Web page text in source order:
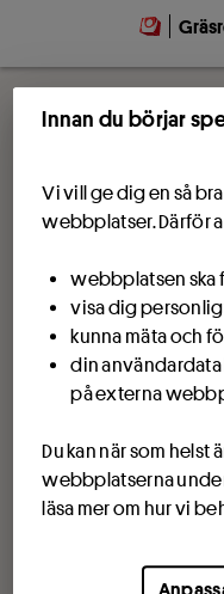
Innan du börjar
Vi vill ge dig en så
webbplatser. Därför
webbplatsen ska
visa dig
kunna mäta och
din
på externa
Du kan när som helst
webbplatserna
läsa mer om hur vi